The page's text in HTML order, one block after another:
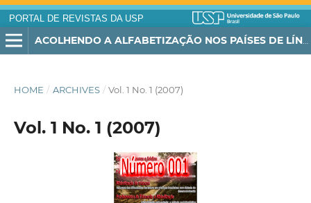
PORTAL DE REVISTAS DA USP
ACOLHENDO A ALFABETIZAÇÃO NOS PAÍSES DE LÍNGUA PORTUGUESA
HOME / ARCHIVES / Vol. 1 No. 1 (2007)
Vol. 1 No. 1 (2007)